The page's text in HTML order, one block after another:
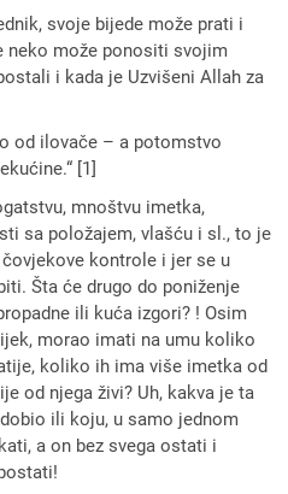
svoje bijede može prati i
neko može ponositi svojim
i kada je Uzvišeni Allah za
od ilovače – a potomstvo
[1]
mnoštvu imetka,
sa položajem, vlašću i sl., to je
kontrole i jer se u
Šta će drugo do poniženje
ili kuća izgori? ! Osim
morao imati na umu koliko
koliko ih ima više imetka od
od njega živi? Uh, kakva je ta
ili koju, u samo jednom
a on bez svega ostati i